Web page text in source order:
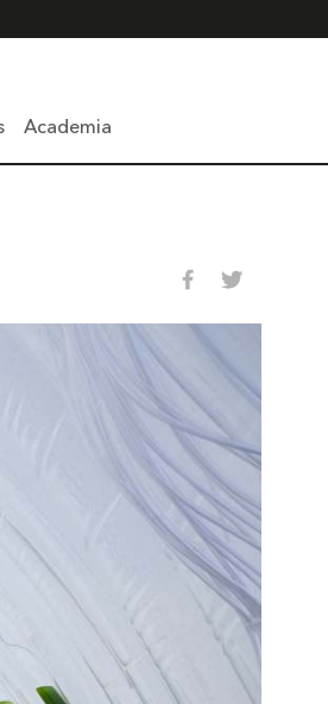
Academia